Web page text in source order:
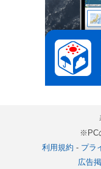
※PC
利用規約 - プラ
広告